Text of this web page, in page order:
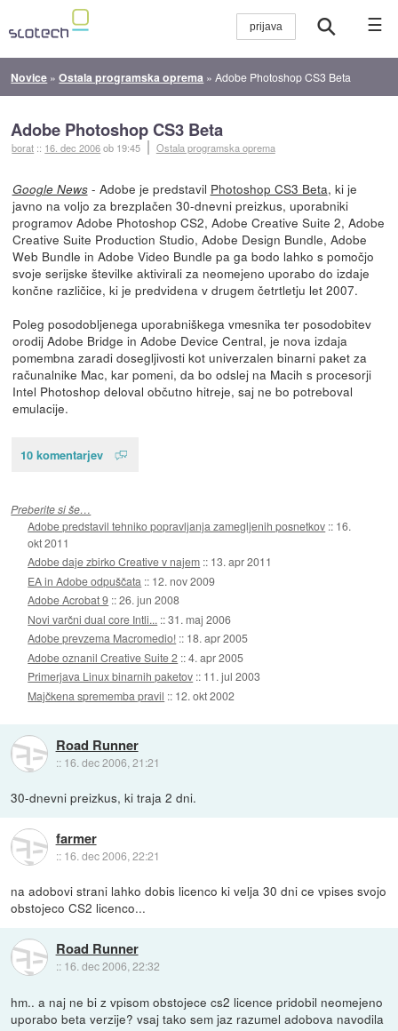
☰
Novice »Ostala programska oprema »Adobe Photoshop CS3 Beta
Adobe Photoshop CS3 Beta
borat :: 16. dec 2006ob 19:45 Ostala programska oprema
Google News- Adobe je predstavil Photoshop CS3 Beta, ki je
javno na voljo za brezplačen 30-dnevni preizkus, uporabniki
programov Adobe Photoshop CS2, Adobe Creative Suite 2, Adobe
Creative Suite Production Studio, Adobe Design Bundle, Adobe
Web Bundle in Adobe Video Bundle pa ga bodo lahko s pomočjo
svoje serijske številke aktivirali za neomejeno uporabo do izdaje
končne različice, ki je predvidena v drugem četrtletju let 2007.
Poleg posodobljenega uporabniškega vmesnika ter posodobitev
orodij Adobe Bridge in Adobe Device Central, je nova izdaja
pomembna zaradi dosegljivosti kot univerzalen binarni paket za
računalnike Mac, kar pomeni, da bo odslej na Macih s procesorji
Intel Photoshop deloval občutno hitreje, saj ne bo potreboval
emulacije.
10 komentarjev
Preberite si še…
Adobe predstavil tehniko popravljanja zamegljenih posnetkov :: 16.
okt 2011
Adobe daje zbirko Creative v najem :: 13. apr 2011
EA in Adobe odpuščata :: 12. nov 2009
Adobe Acrobat 9 ::26. jun 2008
Novi varčni dual core Intli... ::31. maj 2006
Adobe prevzema Macromedio! :: 18. apr 2005
Adobe oznanil Creative Suite 2 ::4. apr 2005
Primerjava Linux binarnih paketov :: 11. jul 2003
Majčkena sprememba pravil :: 12. okt 2002
Road Runner
:: 16. dec 2006, 21:21
30-dnevni preizkus, ki traja 2 dni.
farmer
:: 16. dec 2006, 22:21
na adobovi strani lahko dobis licenco ki velja 30 dni ce vpises svojo
obstojeco CS2 licenco...
Road Runner
:: 16. dec 2006, 22:32
hm.. a naj ne bi z vpisom obstojece cs2 licence pridobil neomejeno
uporabo beta verzije? vsaj tako sem jaz razumel adobova navodila